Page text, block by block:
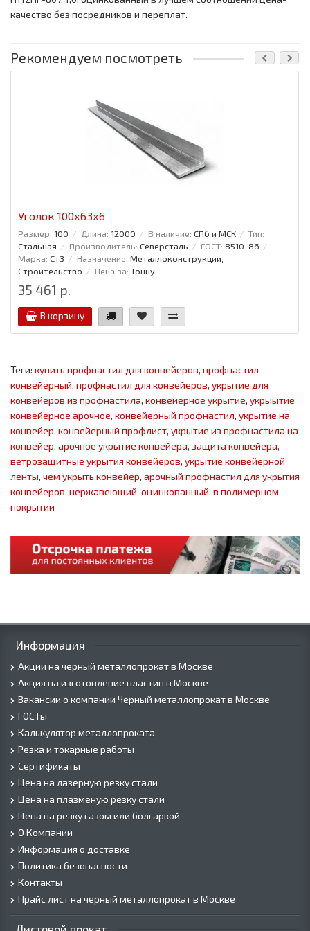
качество без посредников и переплат.
Рекомендуем посмотреть
Уголок 100x63x6
Размер: 100 Длина: 12000 В наличие: СПб и МСК
Тип:
Стальная
Производитель: Северсталь ГОСТ: 8510-86
Марка: Ст3 Назначение: Металлоконструкции,
Строительство
Цена за: Тонну
35 461 р.
В корзину
Теги: купить профнастил для конвейеров, профнастил
конвейерный, профнастил для конвейеров, укрытие для
конвейеров из профнастила, конвейерное укрытие, укрыытие
конвейерное арочное, конвейерный профнастил, укрытие на
конвейер, конвейерный профлист, укрытие из профнастила на
конвейер, арочное укрытие конвейера, защита конвейера,
ветрозащитные укрытия конвейеров, укрытие конвейерной
ленты, чем укрыть конвейер, арочный профнастил для укрытия
конвейеров, нержавеющий, оцинкованный, в полимерном
покрытии
Информация
Акции на черный металлопрокат в Москве
Акция на изготовление пластин в Москве
Вакансии о компании Черный металлопрокат в Москве
ГОСТы
Калькулятор металлопроката
Резка и токарные работы
Сертификаты
Цена на лазерную резку стали
Цена на плазменую резку стали
Цена на резку газом или болгаркой
О Компании
Информация о доставке
Политика безопасности
Контакты
Прайс лист на черный металлопрокат в Москве